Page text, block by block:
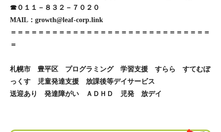
☎０１１－８３２－７０２０
MAIL：growth@leaf-corp.link
＝＝＝＝＝＝＝＝＝＝＝＝＝＝＝＝＝＝＝＝＝＝＝＝＝＝＝＝＝
＝
札幌市 豊平区 プログラミング 学習支援 すらら すてむぼ
っくす 児童発達支援 放課後等デイサービス
送迎あり 発達障がい ＡＤＨＤ 児発 放デイ